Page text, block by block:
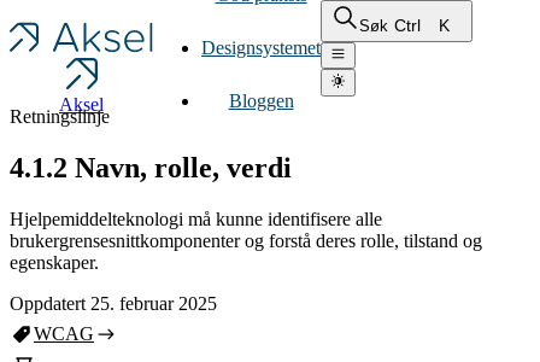
Aksel
Designsystemet
Bloggen
Søk Ctrl K
Retningslinje
4.1.2 Navn, rolle, verdi
Hjelpemiddelteknologi må kunne identifisere alle
brukergrensesnittkomponenter og forstå deres rolle, tilstand og
egenskaper.
Oppdatert 25. februar 2025
WCAG